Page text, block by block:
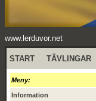
www.lerduvor.net
START TÄVLINGAR
Meny:
Information